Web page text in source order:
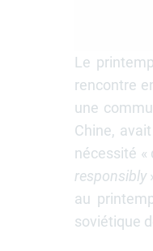
Le
rencontre
une
Chine, avait
nécessité «
responsibly
au
soviétique